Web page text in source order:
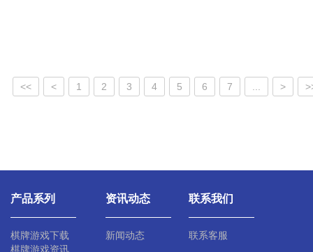
<< < 1 2 3 4 5 6 7 >
产品系列
棋牌游戏下载
棋牌游戏资讯
资讯动态
新闻动态
联系我们
联系客服